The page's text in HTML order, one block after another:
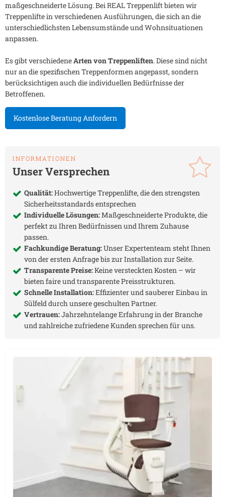
maßgeschneiderte Lösung. Bei REAL Treppenlift bieten wir
Treppenlifte in verschiedenen Ausführungen, die sich an die
unterschiedlichsten Lebensumstände und Wohnsituationen
anpassen.
Es gibt verschiedeneArten von Treppenliften. Diese sind nicht
nur an die spezifischen Treppenformen angepasst, sondern
berücksichtigen auch die individuellen Bedürfnisse der
Betroffenen.
Kostenlose Beratung Anfordern
INFORMATIONEN
Unser Versprechen
Qualität:Hochwertige Treppenlifte, die den strengsten
Sicherheitsstandards entsprechen
Individuelle Lösungen:Maßgeschneiderte Produkte, die
perfekt zu Ihren Bedürfnissen und Ihrem Zuhause
passen.
Fachkundige Beratung:Unser Expertenteam steht Ihnen
von der ersten Anfrage bis zur Installation zur Seite.
Transparente Preise:Keine versteckten Kosten – wir
bieten faire und transparente Preisstrukturen.
Schnelle Installation:Effizienter und sauberer Einbau in
Sülfelddurch unsere geschulten Partner.
Vertrauen:Jahrzehntelange Erfahrung in der Branche
und zahlreiche zufriedene Kunden sprechen für uns.